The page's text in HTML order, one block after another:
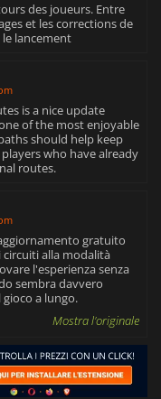
des joueurs. Entre
et les corrections de
lancement
is a nice update
of the most enjoyable
should help keep
who have already
routes.
gratuito
alla modalità
l'esperienza senza
sembra davvero
a lungo.
Mostra l'originale